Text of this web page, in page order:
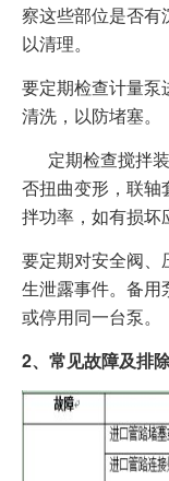
察这些部位是否有
以清理。
要定期检查计量泵
清洗，以防堵塞。
定期检查搅拌装
否扭曲变形，联轴
拌功率，如有损坏
要定期对安全阀、
生泄露事件。备用
或停用同一台泵。
2、常见故障及排